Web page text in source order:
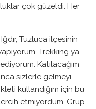
çok güzeldi. Her
Tuzluca ilçesinin
Trekking ya
Katılacağım
sizlerle gelmeyi
kullandığım için bu
etmiyordum. Grup